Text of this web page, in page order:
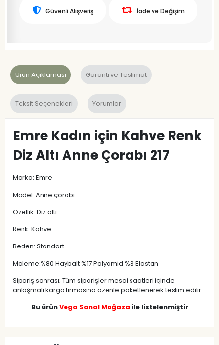
Güvenli Alışveriş İade ve Değişim
Ürün Açıklaması Garanti ve Teslimat
Taksit Seçenekleri Yorumlar
Emre Kadın için Kahve Renk
Diz Altı Anne Çorabı 217
Marka: Emre
Model: Anne çorabı
Özellik: Diz altı
Renk: Kahve
Beden: Standart
Maleme:%80 Haybalt %17 Polyamid %3 Elastan
Sipariş sonrası; Tüm siparişler mesai saatleri içinde
anlaşmalı kargo firmasına özenle paketlenerek teslim edilir.
Bu ürünVega Sanal Mağaza ile listelenmiştir